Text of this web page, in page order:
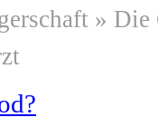
» Die